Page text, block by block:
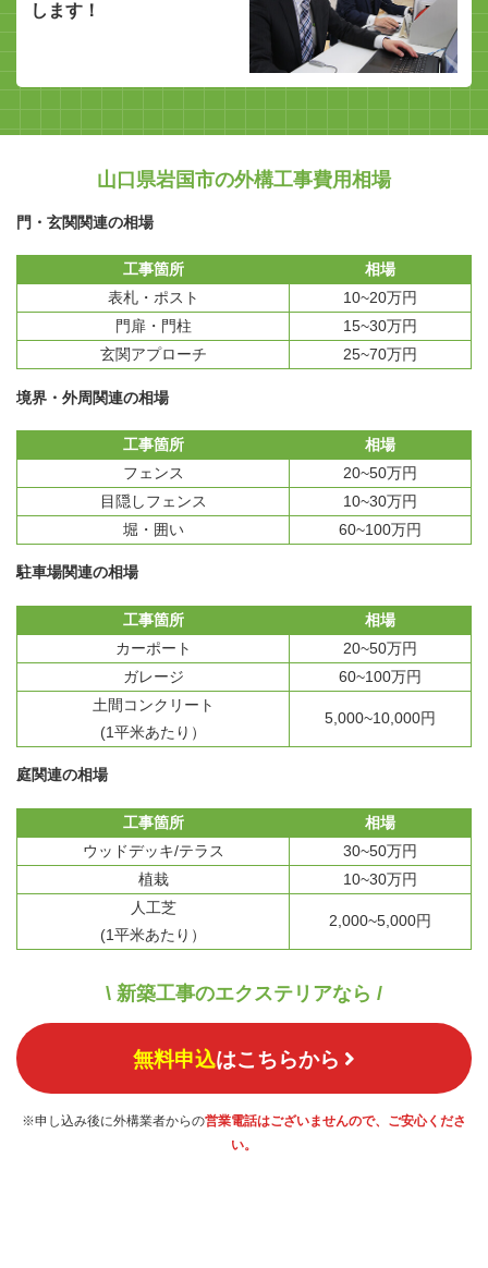
します！
山口県岩国市の外構工事費用相場
門・玄関関連の相場
工事箇所
相場
表札・ポスト
10~20万円
門扉・門柱
15~30万円
玄関アプローチ
25~70万円
境界・外周関連の相場
工事箇所
相場
フェンス
20~50万円
目隠しフェンス
10~30万円
堀・囲い
60~100万円
駐車場関連の相場
工事箇所
相場
カーポート
20~50万円
ガレージ
60~100万円
土間コンクリート
(1平米あたり）
5,000~10,000円
庭関連の相場
工事箇所
相場
ウッドデッキ/テラス
30~50万円
植栽
10~30万円
人工芝
(1平米あたり）
2,000~5,000円
\ 新築工事のエクステリアなら /
無料申込はこちらから
※申し込み後に外構業者からの営業電話はございませんので、ご安心くださ
い。